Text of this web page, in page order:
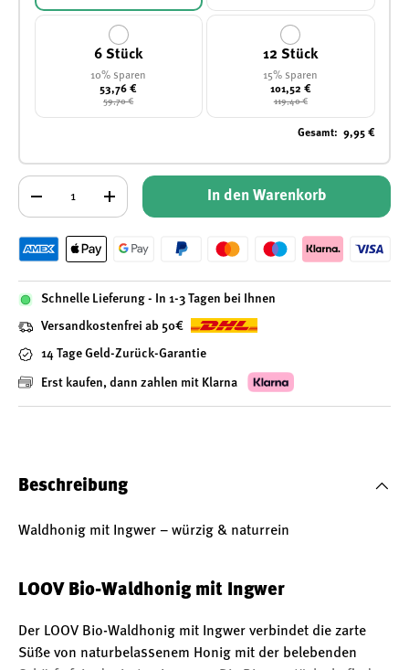
6 Stück
10% sparen
53,76 €
59,70 €
12 Stück
15% sparen
101,52 €
119,40 €
Gesamt: 9,95 €
Anzahl
+ In den Warenkorb
Schnelle Lieferung - In 1-3 Tagen bei Ihnen
Versandkostenfrei ab 50€
14 Tage Geld-Zurück-Garantie
Erst kaufen, dann zahlen mit Klarna
Beschreibung
Waldhonig mit Ingwer – würzig & naturrein
LOOV Bio-Waldhonig mit Ingwer
Der LOOV Bio-Waldhonig mit Ingwer verbindet die zarte
Süße von naturbelassenem Honig mit der belebenden